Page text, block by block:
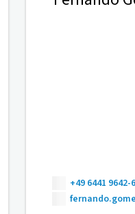
+49 6441 9642-